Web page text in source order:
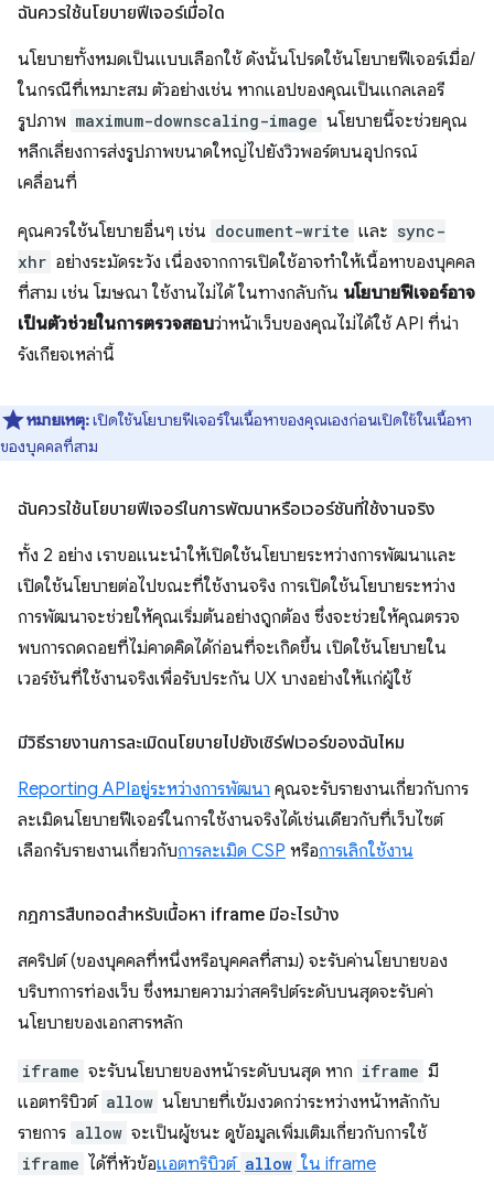
ฉันควรใช้นโยบายฟีเจอร์เมื่อใด
นโยบายทั้งหมดเป็นแบบเลือกใช้ ดังนั้นโปรดใช้นโยบายฟีเจอร์เมื่อ/
ในกรณีที่เหมาะสม ตัวอย่างเช่น หากแอปของคุณเป็นแกลเลอรี
รูปภาพ maximum-downscaling-image นโยบายนี้จะช่วยคุณ
หลีกเลี่ยงการส่งรูปภาพขนาดใหญ่ไปยังวิวพอร์ตบนอุปกรณ์
เคลื่อนที่
คุณควรใช้นโยบายอื่นๆ เช่น document-write และ sync-
xhr อย่างระมัดระวัง เนื่องจากการเปิดใช้อาจทำให้เนื้อหาของบุคคล
ที่สาม เช่น โฆษณา ใช้งานไม่ได้ ในทางกลับกัน นโยบายฟีเจอร์อาจ
เป็นตัวช่วยในการตรวจสอบว่าหน้าเว็บของคุณไม่ได้ใช้ API ที่น่า
รังเกียจเหล่านี้
หมายเหตุ:เปิดใช้นโยบายฟีเจอร์ในเนื้อหาของคุณเองก่อนเปิดใช้ในเนื้อหา
ของบุคคลที่สาม
ฉันควรใช้นโยบายฟีเจอร์ในการพัฒนาหรือเวอร์ชันที่ใช้งานจริง
ทั้ง 2 อย่าง เราขอแนะนำให้เปิดใช้นโยบายระหว่างการพัฒนาและ
เปิดใช้นโยบายต่อไปขณะที่ใช้งานจริง การเปิดใช้นโยบายระหว่าง
การพัฒนาจะช่วยให้คุณเริ่มต้นอย่างถูกต้อง ซึ่งจะช่วยให้คุณตรวจ
พบการถดถอยที่ไม่คาดคิดได้ก่อนที่จะเกิดขึ้น เปิดใช้นโยบายใน
เวอร์ชันที่ใช้งานจริงเพื่อรับประกัน UX บางอย่างให้แก่ผู้ใช้
มีวิธีรายงานการละเมิดนโยบายไปยังเซิร์ฟเวอร์ของฉันไหม
Reporting APIอยู่ระหว่างการพัฒนา คุณจะรับรายงานเกี่ยวกับการ
ละเมิดนโยบายฟีเจอร์ในการใช้งานจริงได้เช่นเดียวกับที่เว็บไซต์
เลือกรับรายงานเกี่ยวกับการละเมิด CSP หรือการเลิกใช้งาน
กฎการสืบทอดสำหรับเนื้อหา iframe มีอะไรบ้าง
สคริปต์ (ของบุคคลที่หนึ่งหรือบุคคลที่สาม) จะรับค่านโยบายของ
บริบทการท่องเว็บ ซึ่งหมายความว่าสคริปต์ระดับบนสุดจะรับค่า
นโยบายของเอกสารหลัก
iframe จะรับนโยบายของหน้าระดับบนสุด หาก iframe มี
แอตทริบิวต์ allow นโยบายที่เข้มงวดกว่าระหว่างหน้าหลักกับ
รายการ allow จะเป็นผู้ชนะ ดูข้อมูลเพิ่มเติมเกี่ยวกับการใช้
iframe ได้ที่หัวข้อแอตทริบิวต์ allow ใน iframe